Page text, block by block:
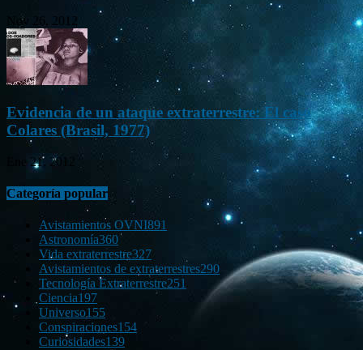
Nov 26, 2012
Evidencia de un ataque extraterrestre: El caso
Colares (Brasil, 1977)
Ene 21, 2012
Categoría popular
Avistamientos OVNI891
Astronomía360
Vida extraterrestre327
Avistamientos de extraterrestres290
Tecnología Extraterrestre251
Ciencia197
Universo155
Conspiraciones154
Curiosidades139